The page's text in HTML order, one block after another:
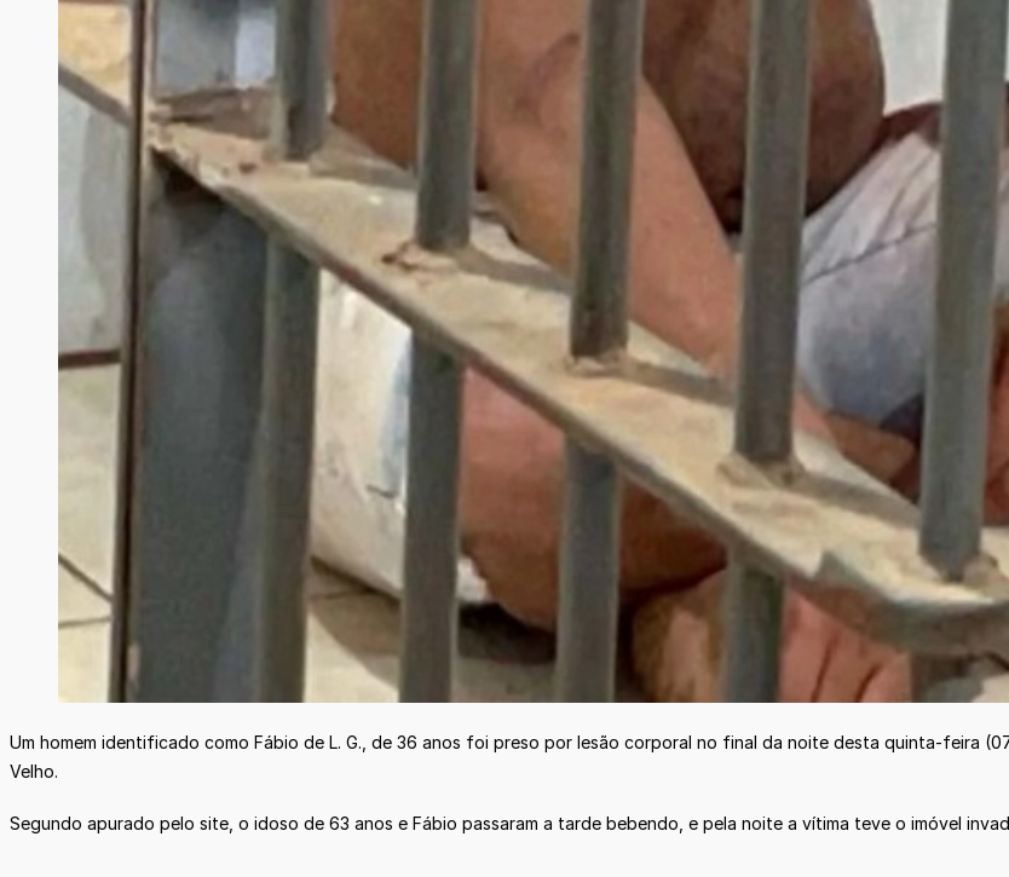
Um homem identificado como Fábio de L. G., de 36 anos foi preso por lesão corporal no final da noite desta quinta-feira
Velho.
Segundo apurado pelo site, o idoso de 63 anos e Fábio passaram a tarde bebendo, e pela noite a vítima teve o imóvel